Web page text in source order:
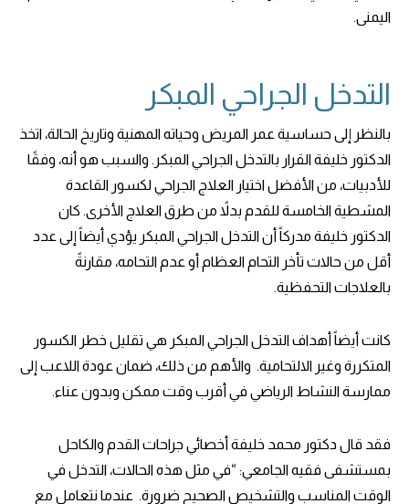
اليمنى.
التدخل الجراحي المبكر
بالنظر إلى حساسية عمر المريض وحياته المهنية وتاريخ الحالة، اتخذ
الدكتور خليفة القرار بالتدخل الجراحي المبكر. والسبب هو أنه، وفقًا
للأدبيات، من الأفضل اختيار العلاج الجراحي لكسور القاعدة
المشطية الخامسة للقدم بدلاً من طرق العلاج الأخرى. كان
الدكتور خليفة مدركاً أن التدخل الجراحي المبكر يؤدي أيضاً إلى عدد
أقل من حالات تأخر التحام العظام أو عدم التحامه، مقارنةً
بالعلاجات التحفظية.
كانت أيضاً أهداف التدخل الجراحي المبكر هي تقليل خطر الكسور
المتكررة وغير الالتحامية. والأهم من ذلك، ضمان عودة اللاعب إلى
ممارسة النشاط الرياضي في أقرب وقت ممكن وبدون عناء.
فقد قال دكتور محمد خليفة أخصائي جراحات القدم والكاحل
بمستشفى فقيه الجامعي: “في مثل هذه الحالات، التدخل في
الوقت المناسب والتشخيص الصحيح ضرورة. عندما نتعامل مع